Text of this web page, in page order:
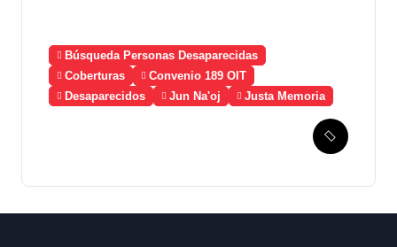
a
c
i
n
d
Búsqueda Personas Desaparecidas
Coberturas
Convenio 189 OIT
Desaparecidos
Jun Na'oj Justa Memoria